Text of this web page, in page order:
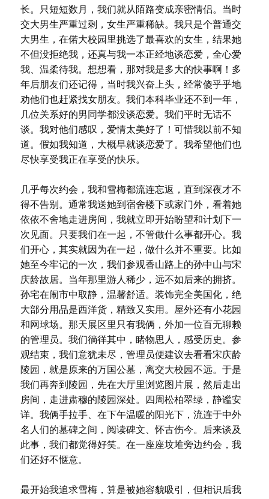
长。只短短数月，我们就从陌路变成亲密情侣。当时
交大男生严重过剩，女生严重稀缺。我只是个普通交
大男生，在偌大校园里挑选了最喜欢的女生，结果她
不但没拒绝我，还真与我一本正经地谈恋爱，全心爱
我、温柔待我。想想看，那对我是多大的快事啊！多
年后朋友们还记得，当时我兴奋上头，经常傻乎乎地
劝他们也赶紧找女朋友。我们本科毕业还不到一年，
几位关系好的男同学都没谈恋爱。我们平时无话不
谈。我对他们感叹，爱情太美好了！可惜我以前不知
道。假如我知道，大概早就谈恋爱了。我希望他们也
尽快享受我正在享受的快乐。
几乎每次约会，我和雪梅都流连忘返，直到深夜才不
得不告别。通常我送她到宿舍楼下或家门外，看着她
依依不舍地走进房间，我就立即开始盼望和计划下一
次见面。只要我们在一起，不管做什么事都开心。我
们开心，其实就因为在一起，做什么并不重要。比如
她至今牢记的一次，我们参观香山路上的孙中山与宋
庆龄故居。当年那里游人稀少，远不如后来的拥挤。
孙宅在闹市中取静，温馨舒适。装饰完全美国化，绝
大部分用品是西洋货，精致又实用。屋外还有小花园
和网球场。那天展区里只有我俩，外加一位百无聊赖
的管理员。我们徜徉其中，睹物思人，感受历史。参
观结束，我们意犹未尽，管理员便建议去看看宋庆龄
陵园，就是原来的万国公墓，离交大校园不远。于是
我们再奔到陵园，先在大厅里浏览图片展，然后走出
房间，走进肃穆的陵园深处。四周松柏翠绿，静谧安
详。我俩手拉手、在下午温暖的阳光下，流连于中外
名人们的墓碑之间，阅读碑文、怀古伤今。后来谈及
此事，我们都觉得好笑。在一座座坟堆旁边约会，我
们还好不惬意。
最开始我追求雪梅，算是被她容貌吸引，但相识后我